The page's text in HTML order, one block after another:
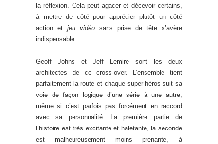
la réflexion. Cela peut agacer et décevoir certains,
à mettre de côté pour apprécier plutôt un côté
action et jeu vidéo sans prise de tête s’avère
indispensable.
Geoff Johns et Jeff Lemire sont les deux
architectes de ce cross-over. L’ensemble tient
parfaitement la route et chaque super-héros suit sa
voie de façon logique d’une série à une autre,
même si c’est parfois pas forcément en raccord
avec sa personnalité. La première partie de
l’histoire est très excitante et haletante, la seconde
est malheureusement moins prenante, à